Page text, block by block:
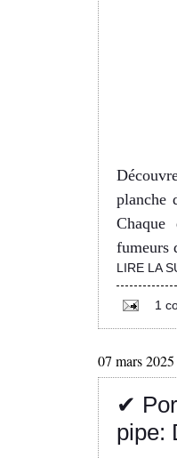
planche
fumeurs
LIRE LA
1
07 mars 2025
✔
pipe: